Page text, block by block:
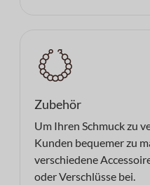
Zubehör
Um Ihren Schmuck zu
Kunden bequemer zu
verschiedene
oder Verschlüsse bei.